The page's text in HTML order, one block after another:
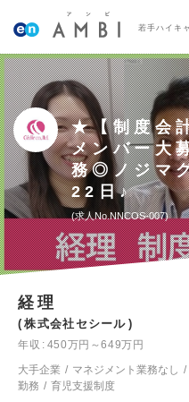
若手ハイキ
★【制度会
メンバー大
務◎ノジマ
22日♪
求人No.NNCOS-007
経理
株式会社セシール
年収
450万円～649万円
大手企業
マネジメント業務なし
勤務
育児支援制度